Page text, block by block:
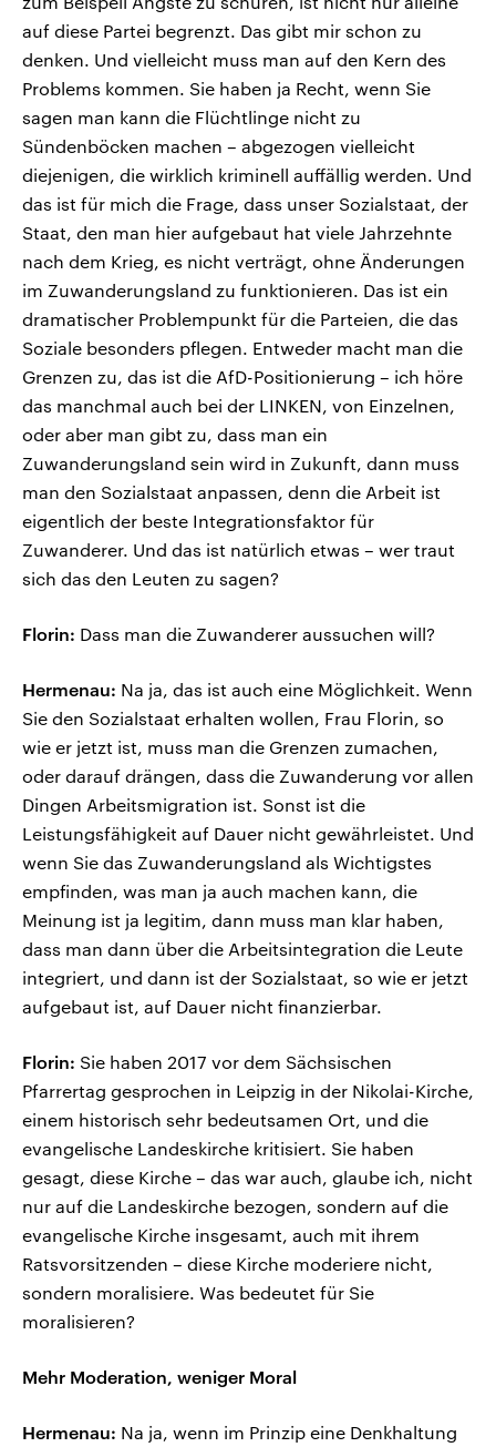
auf diese Partei begrenzt. Das gibt mir schon zu
denken. Und vielleicht muss man auf den Kern des
Problems kommen. Sie haben ja Recht, wenn Sie
sagen man kann die Flüchtlinge nicht zu
Sündenböcken machen – abgezogen vielleicht
diejenigen, die wirklich kriminell auffällig werden. Und
das ist für mich die Frage, dass unser Sozialstaat, der
Staat, den man hier aufgebaut hat viele Jahrzehnte
nach dem Krieg, es nicht verträgt, ohne Änderungen
im Zuwanderungsland zu funktionieren. Das ist ein
dramatischer Problempunkt für die Parteien, die das
Soziale besonders pflegen. Entweder macht man die
Grenzen zu, das ist die AfD-Positionierung – ich höre
das manchmal auch bei der LINKEN, von Einzelnen,
oder aber man gibt zu, dass man ein
Zuwanderungsland sein wird in Zukunft, dann muss
man den Sozialstaat anpassen, denn die Arbeit ist
eigentlich der beste Integrationsfaktor für
Zuwanderer. Und das ist natürlich etwas – wer traut
sich das den Leuten zu sagen?
Florin: Dass man die Zuwanderer aussuchen will?
Hermenau: Na ja, das ist auch eine Möglichkeit. Wenn
Sie den Sozialstaat erhalten wollen, Frau Florin, so
wie er jetzt ist, muss man die Grenzen zumachen,
oder darauf drängen, dass die Zuwanderung vor allen
Dingen Arbeitsmigration ist. Sonst ist die
Leistungsfähigkeit auf Dauer nicht gewährleistet. Und
wenn Sie das Zuwanderungsland als Wichtigstes
empfinden, was man ja auch machen kann, die
Meinung ist ja legitim, dann muss man klar haben,
dass man dann über die Arbeitsintegration die Leute
integriert, und dann ist der Sozialstaat, so wie er jetzt
aufgebaut ist, auf Dauer nicht finanzierbar.
Florin: Sie haben 2017 vor dem Sächsischen
Pfarrertag gesprochen in Leipzig in der Nikolai-Kirche,
einem historisch sehr bedeutsamen Ort, und die
evangelische Landeskirche kritisiert. Sie haben
gesagt, diese Kirche – das war auch, glaube ich, nicht
nur auf die Landeskirche bezogen, sondern auf die
evangelische Kirche insgesamt, auch mit ihrem
Ratsvorsitzenden – diese Kirche moderiere nicht,
sondern moralisiere. Was bedeutet für Sie
moralisieren?
Mehr Moderation, weniger Moral
Hermenau: Na ja, wenn im Prinzip eine Denkhaltung